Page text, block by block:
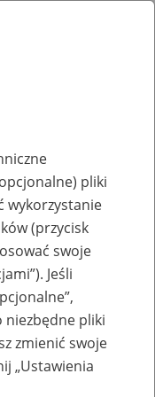
pracy
pliki
wykorzystanie
(przycisk
swoje
Jeśli
niezbędne pliki
zmienić swoje
„Ustawienia